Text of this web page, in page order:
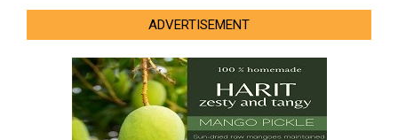
ADVERTISEMENT